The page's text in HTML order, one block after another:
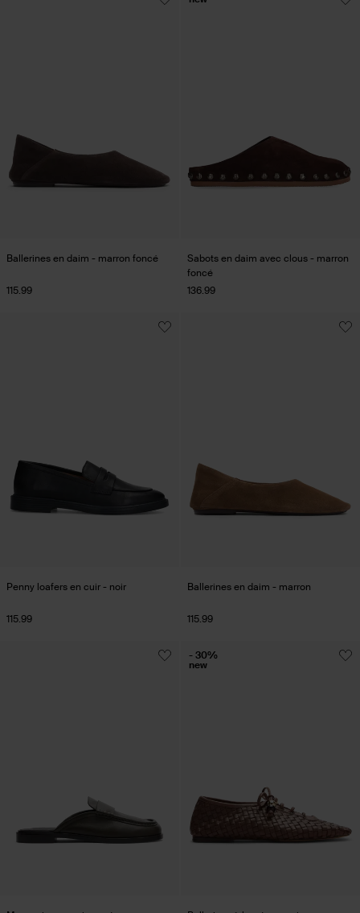
Ballerines en daim - marron foncé
115.99
Sabots en daim avec clous - marron
foncé
136.99
Penny loafers en cuir - noir
115.99
Ballerines en daim - marron
115.99
- 30%
new